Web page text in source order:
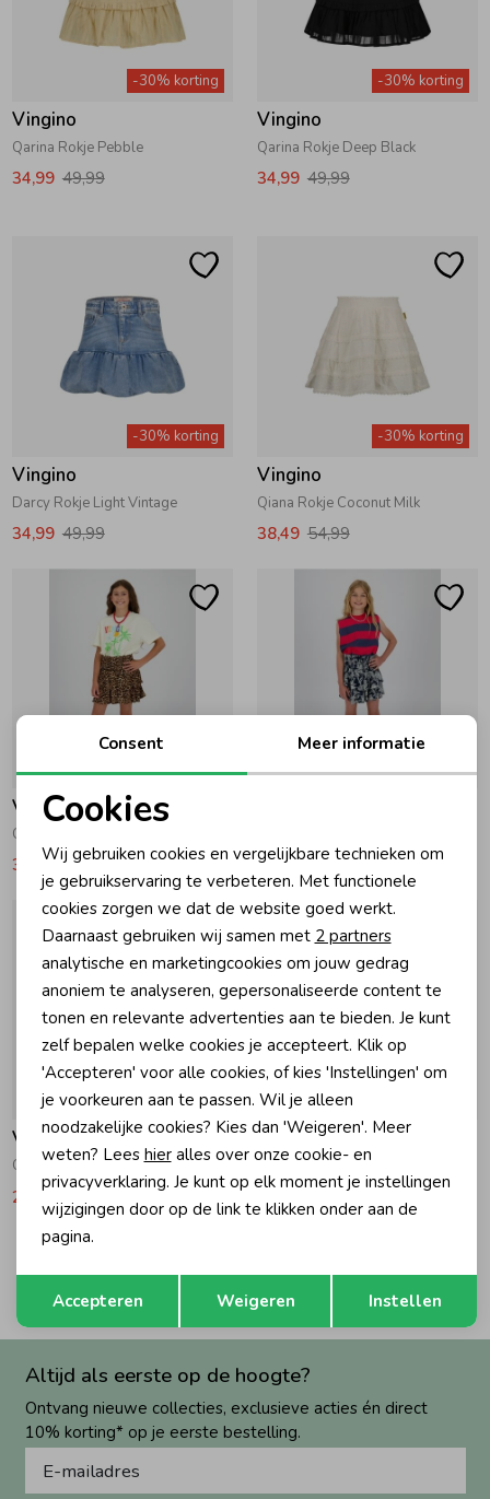
Zwemkleding
Vesten
Colberts & Gilets
Boxpakjes
Ondergoed
Regenkleding &-laarzen
Zomeraccessoires
Kledingaccessoires
Beenmode
Zwemkleding
Vesten
Rokken & Skorts
Blouses
Blazers & Gilets
Rompers
Ondergoed
Regenkleding &-laarzen
Zomeraccessoires
Kledingaccessoires
Beenmode
Winteraccessoires
Cadeaubonnen
Kledingaccessoires
Verzorgingsproducten
Beenmode
Winterjassen
Zwemvesten & Zwembandjes
Winterjassen
-30% korting
Vingino
Qarina Rokje Pebble
34,99 49,99
-30% korting
Vingino
Qarina Rokje Deep Black
34,99 49,99
-30% korting
Vingino
Darcy Rokje Light Vintage
34,99 49,99
-30% korting
Vingino
Qiana Rokje Coconut Milk
38,49 54,99
-30% korting
Vingino
Qarinny Rokje Multicolor Brown
34,99 49,99
-30% korting
27,99 39,99
-30% korting
Vingino
Qarlina Rokje Goji Berry
27,99 39,99
Vingino
Qarlina Rokje Dark Blue
39,99
2
Filters
Altijd als eerste op de hoogte?
Ontvang nieuwe collecties, exclusieve acties én direct
10% korting* op je eerste bestelling.
Noodzakelijke cookies
Personalisatie cookies
Analytische cookies
Marketing cookies
Opslaan
Consent Meer informatie
Cookies
Wij gebruiken cookies en vergelijkbare technieken om
je gebruikservaring te verbeteren. Met functionele
cookies zorgen we dat de website goed werkt.
Daarnaast gebruiken wij samen met 2 partners
analytische en marketingcookies om jouw gedrag
anoniem te analyseren, gepersonaliseerde content te
tonen en relevante advertenties aan te bieden. Je kunt
zelf bepalen welke cookies je accepteert. Klik op
'Accepteren' voor alle cookies, of kies 'Instellingen' om
je voorkeuren aan te passen. Wil je alleen
noodzakelijke cookies? Kies dan 'Weigeren'. Meer
weten? Lees hieralles over onze cookie- en
privacyverklaring. Je kunt op elk moment je instellingen
wijzigingen door op de link te klikken onder aan de
pagina.
Accepteren Weigeren Instellen